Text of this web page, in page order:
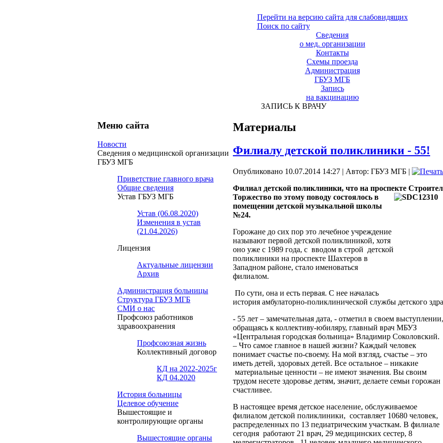
Перейти на версию сайта для слабовидящих
Поиск по сайту
Сведения
о мед. организации
Контакты
Схемы проезда
Администрация
ГБУЗ МГБ
Запись
на вакцинацию
ЗАПИСЬ К ВРАЧУ
Меню сайта
Новости
Сведения о медицинской организации
ГБУЗ МГБ
Приветствие главного врача
Общие сведения
Устав ГБУЗ МГБ
Устав (06.08.2020)
Изменения в устав
(21.04.2026)
Лицензия
Актуальные лицензии
Архив
Администрация больницы
Структура ГБУЗ МГБ
СМИ о нас
Профсоюз работников
здравоохранения
Профсоюзная жизнь
Коллективный договор
КД на 2022-2025г
КД 04.2020
История больницы
Целевое обучение
Вышестоящие и
контролирующие органы
Вышестоящие органы
Материалы
Филиалу детской поликлиники - 55!
Опубликовано 10.07.2014 14:27 | Автор: ГБУЗ МГБ |
Филиал детской поликлиники, что на проспекте
Торжество по этому поводу состоялось в
помещении детской музыкальной школы
№24.
Горожане до сих пор это лечебное учреждение
называют первой детской поликлиникой, хотя
оно уже с 1989 года, с вводом в строй детской
поликлиники на проспекте Шахтеров в
Западном районе, стало именоваться
филиалом.
По сути, она и есть первая. С нее началась
история амбулаторно-поликлинической службы детского
- 55 лет – замечательная дата, - отметил в своем выступлении,
обращаясь к коллективу-юбиляру, главный врач МБУЗ
«Центральная городская больница» Владимир Соколовский.
– Что самое главное в нашей жизни? Каждый человек
понимает счастье по-своему. На мой взгляд, счастье – это
иметь детей, здоровых детей. Все остальное – никакие
материальные ценности – не имеют значения. Вы своим
трудом несете здоровье детям, значит, делаете семьи горожан
счастливее.
В настоящее время детское население, обслуживаемое
филиалом детской поликлиники, составляет 10680 человек,
распределенных по 13 педиатрическим участкам. В филиале
сегодня работают 21 врач, 29 медицинских сестер, 8